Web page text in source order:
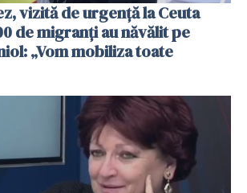
vizită de urgență la Ceuta
de migranți au năvălit pe
„Vom mobiliza toate